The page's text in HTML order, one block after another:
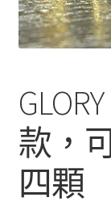
款，
四顆